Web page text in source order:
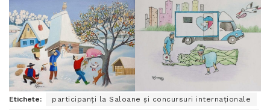
Etichete:
participanți la Saloane și concursuri internaționale